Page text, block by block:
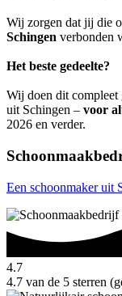
Wij zorgen dat jij die
Schingen verbonden
Het beste gedeelte?
Wij doen dit
uit Schingen – voor
2026 en verder.
Een schoonmaker uit
4.7
4.7 van de 5 sterren